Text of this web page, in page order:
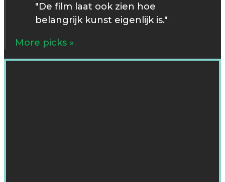
"De film laat ook zien hoe
belangrijk kunst eigenlijk is."
More picks